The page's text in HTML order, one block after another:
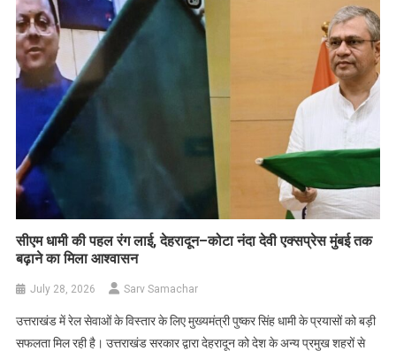
सीएम धामी की पहल रंग लाई, देहरादून–कोटा नंदा देवी एक्सप्रेस मुंबई तक
बढ़ाने का मिला आश्वासन
July 28, 2026 Sarv Samachar
उत्तराखंड में रेल सेवाओं के विस्तार के लिए मुख्यमंत्री पुष्कर सिंह धामी के प्रयासों को बड़ी
सफलता मिल रही है। उत्तराखंड सरकार द्वारा देहरादून को देश के अन्य प्रमुख शहरों से